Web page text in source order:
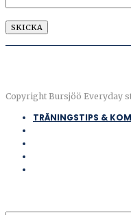
Copyright Bursjöö Everyday
TRÄNINGSTIPS &